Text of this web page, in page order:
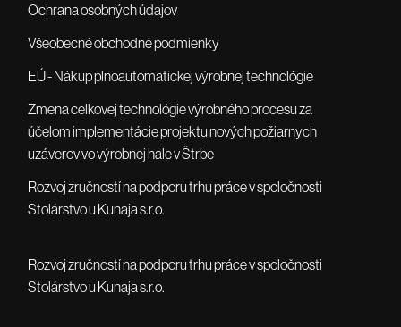
Ochrana osobných údajov
Všeobecné obchodné podmienky
EÚ - Nákup plnoautomatickej výrobnej technológie
Zmena celkovej technológie výrobného procesu za
účelom implementácie projektu nových požiarnych
uzáverov vo výrobnej hale v Štrbe
Rozvoj zručností na podporu trhu práce v spoločnosti
Stolárstvo u Kunaja s.r.o.
Rozvoj zručností na podporu trhu práce v spoločnosti
Stolárstvo u Kunaja s.r.o.